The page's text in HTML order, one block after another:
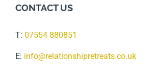
CONTACT US
T: 07554 880851
E: info@relationshipretreats.co.uk